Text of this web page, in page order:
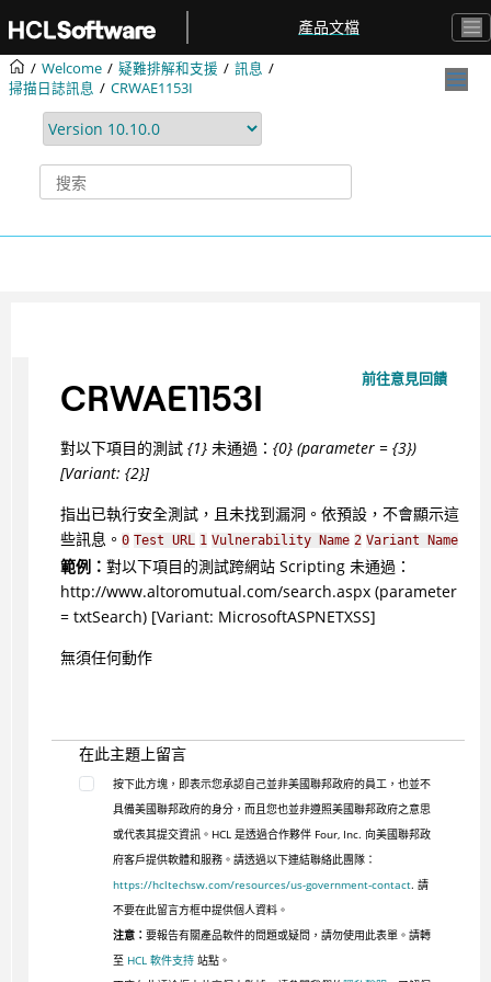
產品文檔
Welcome 疑難排解和支援
訊息
掃描日誌訊息
CRWAE1153I
前往意見回饋
CRWAE1153I
對以下項目的測試 {1}未通過： {0} (parameter = {3})
[Variant: {2}]
指出已執行安全測試，且未找到漏洞。依預設，不會顯示這
些訊息。 0 Test URL 1 Vulnerability Name 2 Variant Name
範例： 對以下項目的測試跨網站 Scripting 未通過：
http://www.altoromutual.com/search.aspx (parameter
= txtSearch) [Variant: MicrosoftASPNETXSS]
無須任何動作
在此主題上留言
按下此方塊，即表示您承認自己並非美國聯邦政府的員工，也並不
具備美國聯邦政府的身分，而且您也並非遵照美國聯邦政府之意思
或代表其提交資訊。HCL 是透過合作夥伴 Four, Inc. 向美國聯邦政
府客戶提供軟體和服務。請透過以下連結聯絡此團隊：
https://hcltechsw.com/resources/us-government-contact. 請
不要在此留言方框中提供個人資料。
注意： 要報告有關產品軟件的問題或疑問，請勿使用此表單。請轉
至 HCL 軟件支持站點。